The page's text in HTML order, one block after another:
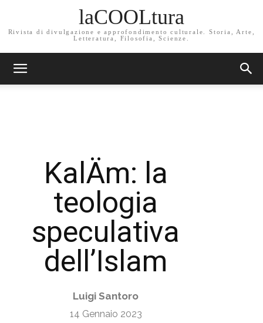
laCOOLtura
Rivista di divulgazione e approfondimento culturale. Storia, Arte,
Letteratura, Filosofia, Scienze.
KalÄm: la
teologia
speculativa
dell’Islam
Luigi Santoro
14 Gennaio 2023